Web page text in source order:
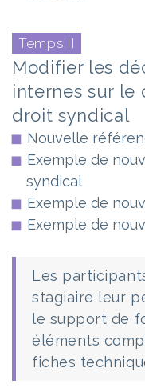
Temps II
Modifier les
internes sur le
droit syndical
Nouvelle
Exemple de
syndical
Exemple de
Exemple de
Les
stagiaire leur
le support de
éléments
fiches